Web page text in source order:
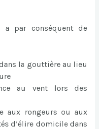
par conséquent de
la gouttière au lieu
au vent lors des
aux rongeurs ou aux
d’élire domicile dans